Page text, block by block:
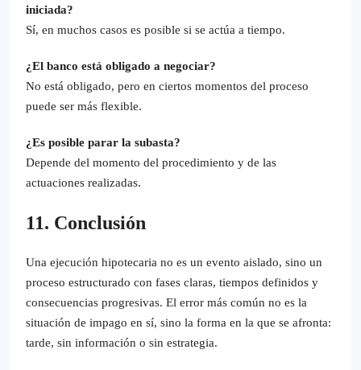
iniciada?
Sí, en muchos casos es posible si se actúa a tiempo.
¿El banco está obligado a negociar?
No está obligado, pero en ciertos momentos del proceso
puede ser más flexible.
¿Es posible parar la subasta?
Depende del momento del procedimiento y de las
actuaciones realizadas.
11. Conclusión
Una ejecución hipotecaria no es un evento aislado, sino un
proceso estructurado con fases claras, tiempos definidos y
consecuencias progresivas. El error más común no es la
situación de impago en sí, sino la forma en la que se afronta:
tarde, sin información o sin estrategia.